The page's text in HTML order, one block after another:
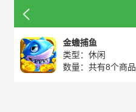
金蟾捕鱼
类型：休闲
数量：共有8个商品